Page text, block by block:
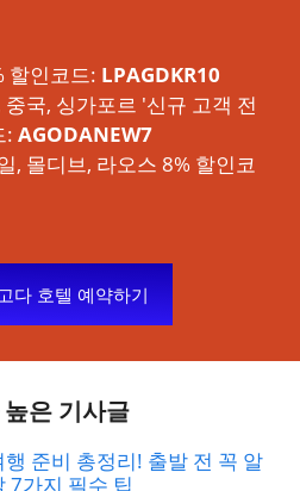
할인코드: LPAGDKR10
국, 싱가포르 '신규 고객 전
: AGODANEW7
, 몰디브, 라오스 8% 할인코
다 호텔 예약하기
높은 기사글
행 준비 총정리! 출발 전 꼭 알
7가지 필수 팁